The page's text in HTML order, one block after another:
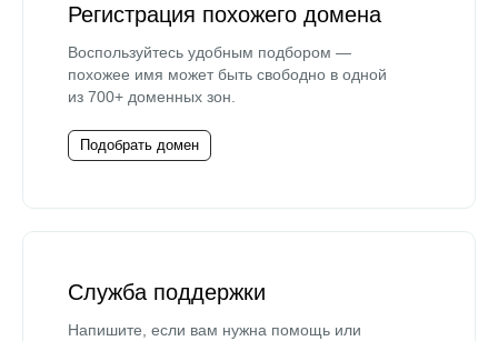
Регистрация похожего домена
Воспользуйтесь удобным подбором —
похожее имя может быть свободно в одной
из 700+ доменных зон.
Подобрать домен
Служба поддержки
Напишите, если вам нужна помощь или